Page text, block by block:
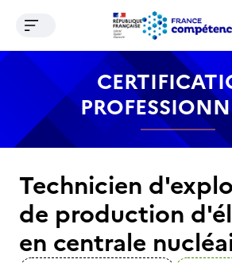
Contenu Recherche Menu
Ouvrir le menu de navigation
Technicien
de production
en centrale